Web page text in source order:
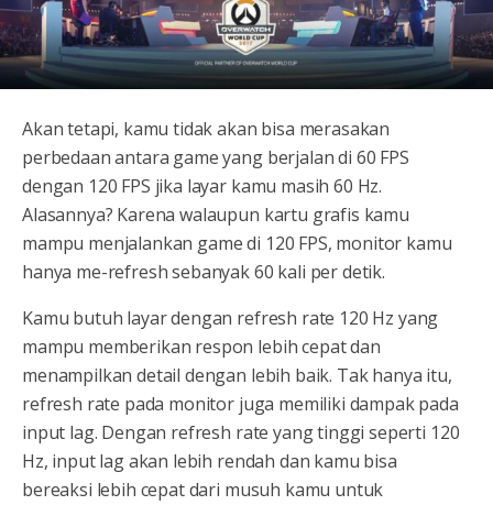
Akan tetapi, kamu tidak akan bisa merasakan
perbedaan antara game yang berjalan di 60 FPS
dengan 120 FPS jika layar kamu masih 60 Hz.
Alasannya? Karena walaupun kartu grafis kamu
mampu menjalankan game di 120 FPS, monitor kamu
hanya me-refresh sebanyak 60 kali per detik.
Kamu butuh layar dengan refresh rate 120 Hz yang
mampu memberikan respon lebih cepat dan
menampilkan detail dengan lebih baik. Tak hanya itu,
refresh rate pada monitor juga memiliki dampak pada
input lag. Dengan refresh rate yang tinggi seperti 120
Hz, input lag akan lebih rendah dan kamu bisa
bereaksi lebih cepat dari musuh kamu untuk